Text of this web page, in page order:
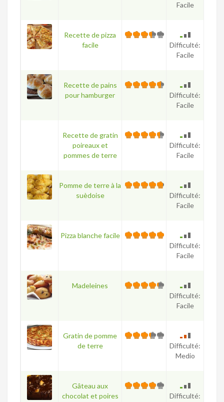
Facile
Recette de pizza
facile
Difficulté:
Facile
Recette de pains
pour hamburger
Difficulté:
Facile
Recette de gratin
poireaux et
pommes de terre
Difficulté:
Facile
Pomme de terre à la
suèdoise
Difficulté:
Facile
Pizza blanche facile
Difficulté:
Facile
Madeleines
Difficulté:
Facile
Gratin de pomme
de terre
Difficulté:
Medio
Gâteau aux
chocolat et poires
Difficulté: